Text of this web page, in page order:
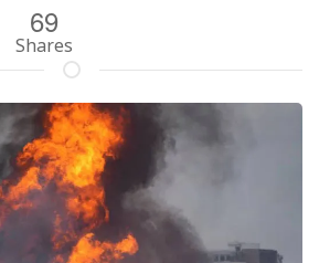
69
Shares